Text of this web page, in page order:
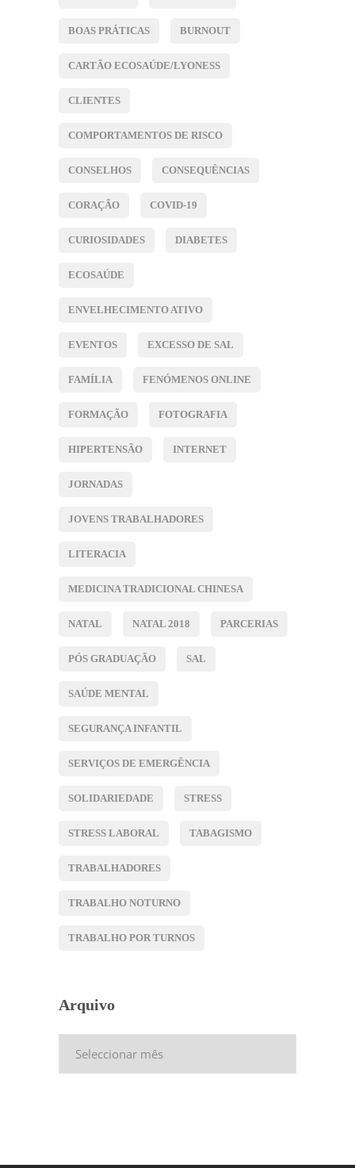
BOAS PRÁTICAS BURNOUT
CARTÃO ECOSAÚDE/LYONESS
CLIENTES
COMPORTAMENTOS DE RISCO
CONSELHOS CONSEQUÊNCIAS
CORAÇÃO COVID-19
CURIOSIDADES DIABETES
ECOSAÚDE
ENVELHECIMENTO ATIVO
EVENTOS EXCESSO DE SAL
FAMÍLIA FENÓMENOS ONLINE
FORMAÇÃO FOTOGRAFIA
HIPERTENSÃO INTERNET
JORNADAS
JOVENS TRABALHADORES
LITERACIA
MEDICINA TRADICIONAL CHINESA
NATAL NATAL 2018 PARCERIAS
PÓS GRADUAÇÃO SAL
SAÚDE MENTAL
SEGURANÇA INFANTIL
SERVIÇOS DE EMERGÊNCIA
SOLIDARIEDADE STRESS
STRESS LABORAL TABAGISMO
TRABALHADORES
TRABALHO NOTURNO
TRABALHO POR TURNOS
Arquivo